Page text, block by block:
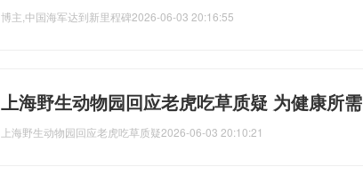
博主,中国海军达到新里程碑2026-06-03 20:16:55
上海野生动物园回应老虎吃草质疑 为健康所需
上海野生动物园回应老虎吃草质疑2026-06-03 20:10:21